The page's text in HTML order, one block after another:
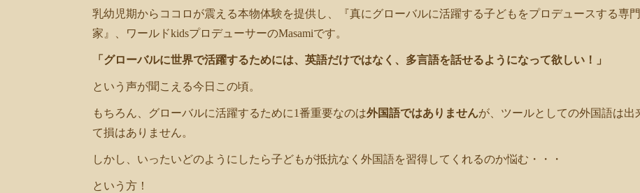
乳幼児期からココロが震える本物体験を提供し、『真にグローバルに活躍する子どもをプロデュースする専門
家』、ワールドkidsプロデューサーのMasamiです。
「グローバルに世界で活躍するためには、英語だけではなく、多言語を話せるようになって欲しい！」
という声が聞こえる今日この頃。
もちろん、グローバルに活躍するために1番重要なのは外国語ではありませんが、ツールとしての外国語は出
て損はありません。
しかし、いったいどのようにしたら子どもが抵抗なく外国語を習得してくれるのか悩む・・・
という方！